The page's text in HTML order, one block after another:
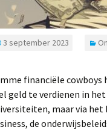
3 september 2023
financiële cowboys
geld te verdienen in
maar via het
de